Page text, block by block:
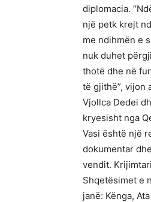
diplomacia.
një petk krejt
me ndihmën e
nuk duhet
thotë dhe në
të gjithë”, vijon
Vjollca Dedei
kryesisht nga
Vasi është një
dokumentar
vendit.
Shqetësimet e
janë: Kënga,